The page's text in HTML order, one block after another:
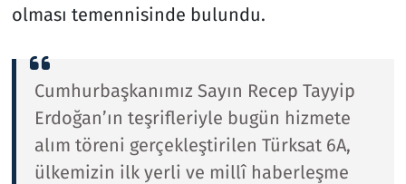
olması temennisinde bulundu.
Cumhurbaşkanımız Sayın Recep Tayyip
Erdoğan’ın teşrifleriyle bugün hizmete
alım töreni gerçekleştirilen Türksat 6A,
ülkemizin ilk yerli ve millî haberleşme